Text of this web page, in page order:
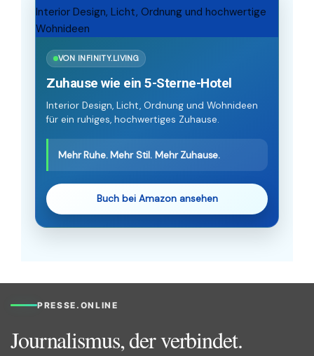
VON INFINITY.LIVING
Zuhause wie ein 5-Sterne-Hotel
Interior Design, Licht, Ordnung und Wohnideen
für ein ruhiges, hochwertiges Zuhause.
Mehr Ruhe. Mehr Stil. Mehr Zuhause.
Buch bei Amazon ansehen
PRESSE.ONLINE
Journalismus, der verbindet.